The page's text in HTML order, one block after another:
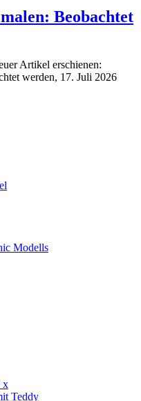
Beobachtet
Artikel erschienen:
werden, 17. Juli 2026